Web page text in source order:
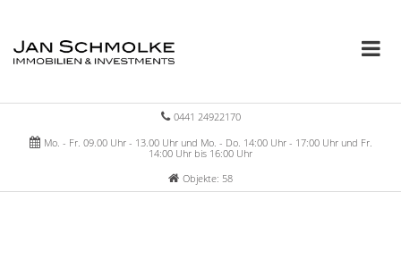
0441 24922170
Mo. - Fr. 09.00 Uhr - 13.00 Uhr und Mo. - Do. 14:00 Uhr - 17:00 Uhr und Fr.
14:00 Uhr bis 16:00 Uhr
Objekte: 58